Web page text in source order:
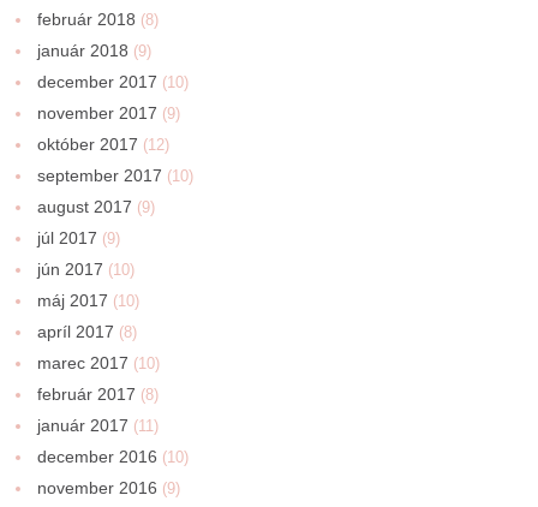
február 2018 (8)
január 2018 (9)
december 2017 (10)
november 2017 (9)
október 2017 (12)
september 2017 (10)
august 2017 (9)
júl 2017 (9)
jún 2017 (10)
máj 2017 (10)
apríl 2017 (8)
marec 2017 (10)
február 2017 (8)
január 2017 (11)
december 2016 (10)
november 2016 (9)